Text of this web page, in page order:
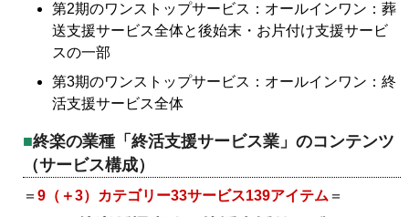
第2期のワンストップサービス：オールインワン：葬
送支援サービス全体と後始末・お片付け支援サービ
スの一部
第3期のワンストップサービス：オールインワン：終
活支援サービス全体
終楽の業種「終活支援サービス業」のコンテンツ
（サービス構成）
＝ 9（＋3）カテゴリー33サービス139アイテム ＝